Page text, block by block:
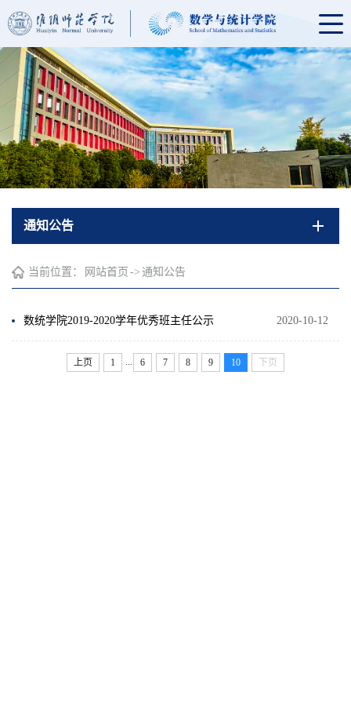
通知公告
当前位置： 网站首页 -> 通知公告
2020-10-12
数统学院2019-2020学年优秀班主任公示
上页 1 6 7 8 9 10 下页